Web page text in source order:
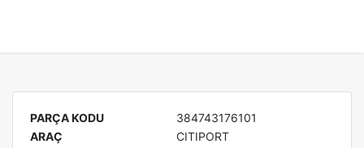
PARÇA KODU
384743176101
ARAÇ
CITIPORT